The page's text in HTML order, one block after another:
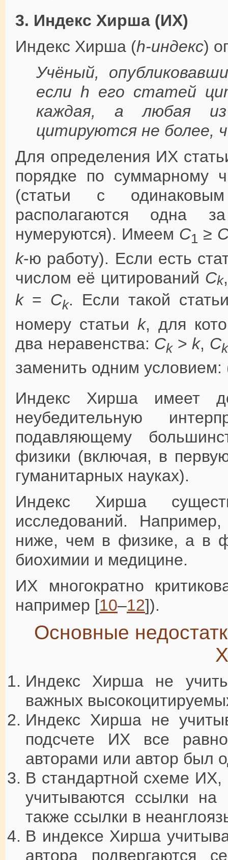
3. Индекс Хирша (ИХ)
Индекс Хирша (h-индекс)
Учёный,
еслиh его статей
каждая, а любая
цитируются не более,
Для определения ИХ
порядке по суммарному
(статьи с
располагаются одна
нумеруются). Имеем C1 ≥
k-ю работу). Если есть
числом её цитирований Ck
k= Ck. Если такой
номеру статьи k, для
два неравенства: Ck>k, Ck
заменить одним условием:
Индекс Хирша имеет
неубедительную
подавляющему
физики (включая, в
гуманитарных науках).
Индекс Хирша
исследований.
ниже, чем в физике, а в
биохимии и медицине.
ИХ многократно
например [10–12]).
Основные
Индекс Хирша не
важных
Индекс Хирша не
подсчете ИХ все
авторами или автор был
В стандартной схеме ИХ,
учитываются ссылки на
также ссылки в
В индексе Хирша
автора подвергаются